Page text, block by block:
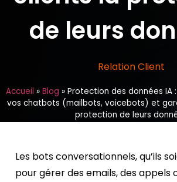
de leurs
Relation Client
Accueil » Blog » Protection des données IA
vos chatbots (mailbots, voicebots) et
protection de leurs
Les bots conversationnels, qu’ils
pour gérer des emails, des appels